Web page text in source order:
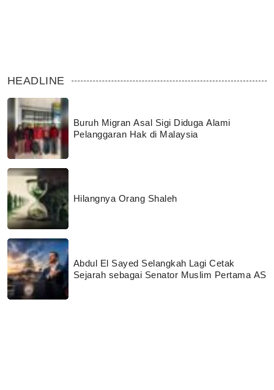
HEADLINE
Buruh Migran Asal Sigi Diduga Alami
Pelanggaran Hak di Malaysia
Hilangnya Orang Shaleh
Abdul El Sayed Selangkah Lagi Cetak
Sejarah sebagai Senator Muslim Pertama AS